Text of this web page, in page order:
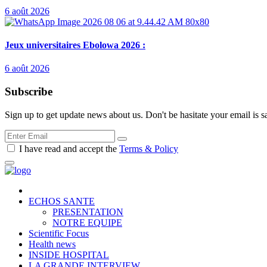
6 août 2026
Jeux universitaires Ebolowa 2026 :
6 août 2026
Subscribe
Sign up to get update news about us. Don't be hasitate your email is
I have read and accept the Terms & Policy
ECHOS SANTE
PRESENTATION
NOTRE EQUIPE
Scientific Focus
Health news
INSIDE HOSPITAL